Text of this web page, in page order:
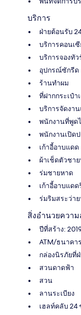
บริการ
ฝ่ายต้อนรับ
บริการคอนเซี
บริการจองทั
อุปกรณ์ซักรีด
ร้านทำผม
ที่ฝากกระเป๋า
บริการจัดงา
พนักงานที่พูด
พนักงานเปิด
เก้าอี้อาบแดด
ผ้าเช็ดตัวชา
ร่มชายหาด
เก้าอี้อาบแด
ร่มริมสระว่า
สิ่งอำนวยควา
ปีที่สร้าง:
ATM/ธนาคาร
กล่องนิรภัยที่
สวนดาดฟ้า
สวน
ลานระเบียง
เฮลท์คลับ 24